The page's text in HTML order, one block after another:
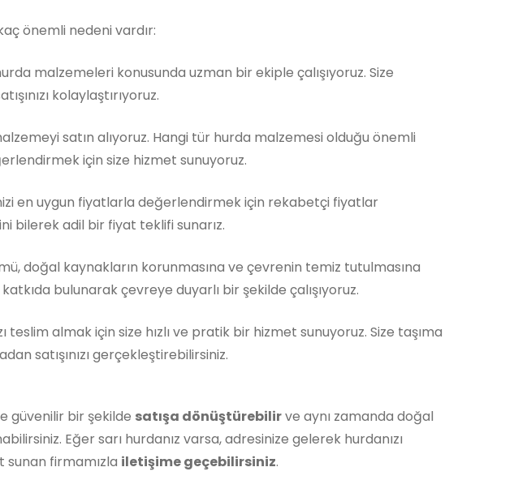
önemli nedeni vardır:
malzemeleri konusunda uzman bir ekiple çalışıyoruz. Size
kolaylaştırıyoruz.
satın alıyoruz. Hangi tür hurda malzemesi olduğu önemli
için size hizmet sunuyoruz.
en uygun fiyatlarla değerlendirmek için rekabetçi fiyatlar
bilerek adil bir fiyat teklifi sunarız.
doğal kaynakların korunmasına ve çevrenin temiz tutulmasına
bulunarak çevreye duyarlı bir şekilde çalışıyoruz.
teslim almak için size hızlı ve pratik bir hizmet sunuyoruz. Size taşıma
satışınızı gerçekleştirebilirsiniz.
güvenilir bir şekilde satışa dönüştürebilirve aynı zamanda doğal
Eğer sarı hurdanız varsa, adresinize gelerek hurdanızı
firmamızla iletişime geçebilirsiniz.